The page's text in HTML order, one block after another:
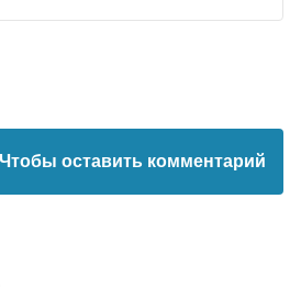
оставить комментарий